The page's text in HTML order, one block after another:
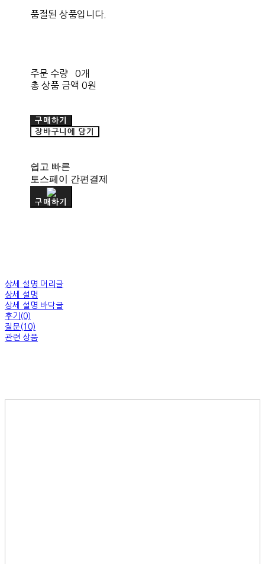
품절된 상품입니다.
주문 수량
0개
총 상품 금액 0원
구매하기
장바구니에 담기
쉽고 빠른
토스페이 간편결제
구매하기
상세 설명 머리글
상세 설명
상세 설명 바닥글
후기(0)
질문(10)
관련 상품